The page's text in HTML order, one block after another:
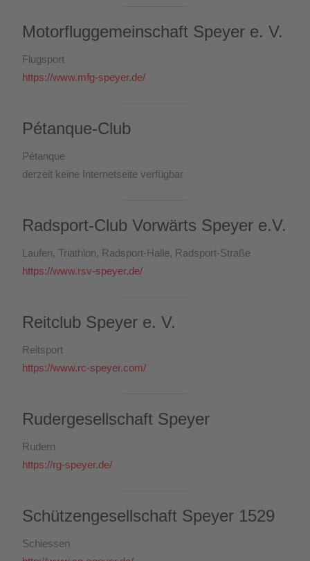
Motorfluggemeinschaft Speyer e. V.
Flugsport
https://www.mfg-speyer.de/
Pétanque-Club
Pétanque
derzeit keine Internetseite verfügbar
Radsport-Club Vorwärts Speyer e.V.
Laufen, Triathlon, Radsport-Halle, Radsport-Straße
https://www.rsv-speyer.de/
Reitclub Speyer e. V.
Reitsport
https://www.rc-speyer.com/
Rudergesellschaft Speyer
Rudern
https://rg-speyer.de/
Schützengesellschaft Speyer 1529
Schiessen